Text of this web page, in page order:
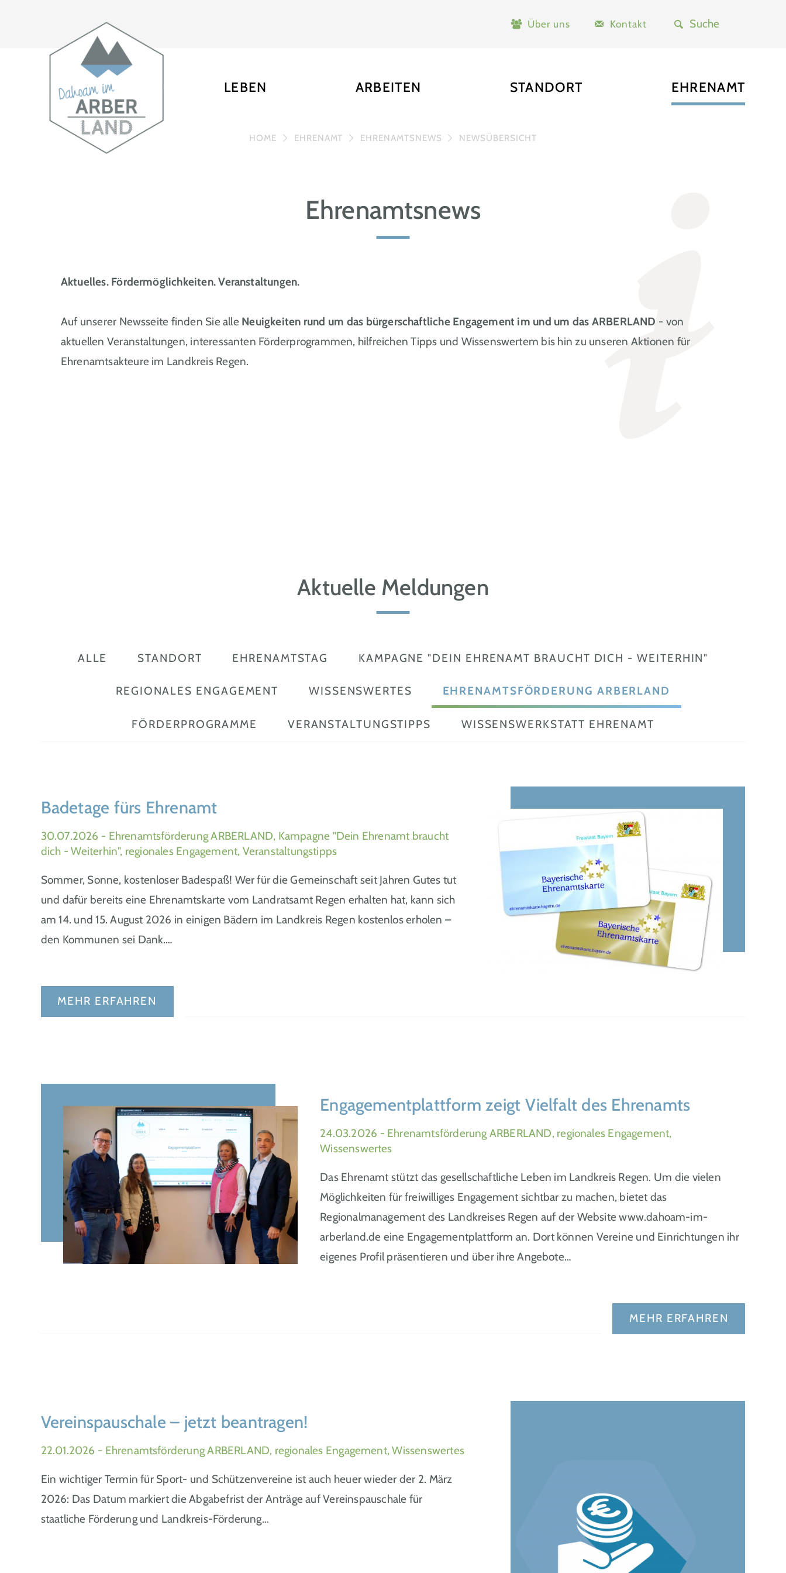
Über uns Kontakt
LEBEN ARBEITEN STANDORT EHRENAMT
HOME EHRENAMT EHRENAMTSNEWS NEWSÜBERSICHT
Ehrenamtsnews
Aktuelles. Fördermöglichkeiten. Veranstaltungen.
Auf unserer Newsseite finden Sie alle Neuigkeiten rund um das bürgerschaftliche Engagement im und um das ARBERLAND - von
aktuellen Veranstaltungen, interessanten Förderprogrammen, hilfreichen Tipps und Wissenswertem bis hin zu unseren Aktionen für
Ehrenamtsakteure im Landkreis Regen.
Aktuelle Meldungen
ALLE STANDORT EHRENAMTSTAG KAMPAGNE "DEIN EHRENAMT BRAUCHT DICH - WEITERHIN"
REGIONALES ENGAGEMENT WISSENSWERTES EHRENAMTSFÖRDERUNG ARBERLAND
FÖRDERPROGRAMME VERANSTALTUNGSTIPPS WISSENSWERKSTATT EHRENAMT
Badetage fürs Ehrenamt
30.07.2026 - Ehrenamtsförderung ARBERLAND, Kampagne "Dein Ehrenamt braucht
dich - Weiterhin", regionales Engagement, Veranstaltungstipps
Sommer, Sonne, kostenloser Badespaß! Wer für die Gemeinschaft seit Jahren Gutes tut
und dafür bereits eine Ehrenamtskarte vom Landratsamt Regen erhalten hat, kann sich
am 14. und 15. August 2026 in einigen Bädern im Landkreis Regen kostenlos erholen –
den Kommunen sei Dank.…
MEHR ERFAHREN
Engagementplattform zeigt Vielfalt des Ehrenamts
24.03.2026 - Ehrenamtsförderung ARBERLAND, regionales Engagement,
Wissenswertes
Das Ehrenamt stützt das gesellschaftliche Leben im Landkreis Regen. Um die vielen
Möglichkeiten für freiwilliges Engagement sichtbar zu machen, bietet das
Regionalmanagement des Landkreises Regen auf der Website www.dahoam-im-
arberland.de eine Engagementplattform an. Dort können Vereine und Einrichtungen ihr
eigenes Profil präsentieren und über ihre Angebote…
MEHR ERFAHREN
Vereinspauschale – jetzt beantragen!
22.01.2026 - Ehrenamtsförderung ARBERLAND, regionales Engagement, Wissenswertes
Ein wichtiger Termin für Sport- und Schützenvereine ist auch heuer wieder der 2. März
2026: Das Datum markiert die Abgabefrist der Anträge auf Vereinspauschale für
staatliche Förderung und Landkreis-Förderung…